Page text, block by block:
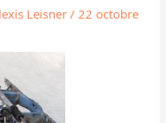
Leisner/22 octobre